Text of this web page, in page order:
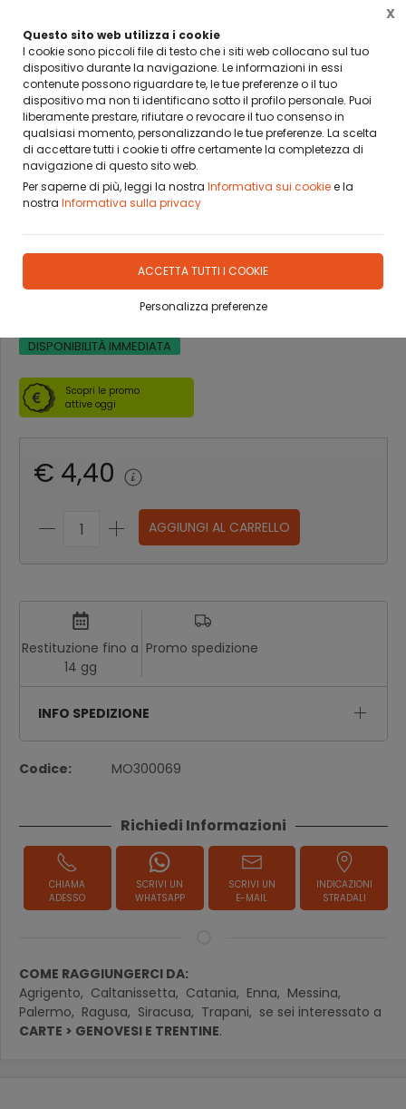
Questo sito web utilizza i cookie
I cookie sono piccoli file di testo che i siti web collocano sul tuo
dispositivo durante la navigazione. Le informazioni in essi
contenute possono riguardare te, le tue preferenze o il tuo
dispositivo ma non ti identificano sotto il profilo personale. Puoi
liberamente prestare, rifiutare o revocare il tuo consenso in
qualsiasi momento, personalizzando le tue preferenze. La scelta
di accettare tutti i cookie ti offre certamente la completezza di
navigazione di questo sito web.
Per saperne di più, leggi la nostra Informativa sui cookiee la
nostra Informativa sulla privacy
ACCETTA TUTTI I COOKIE
Personalizza preferenze
X
DA OGGI PUOI PAGARE CON BANCA SELLA PAY BY LINK
Home Prodotti CARTE GENOVESI E TRENTINE
CARTE DA GIOCO MODIANO
GENOVESI ROSSO 150°
ANNIVERSARIO
DISPONIBILITÀ IMMEDIATA
Scopri le promo
attive oggi
€ 4,40
AGGIUNGI AL CARRELLO
Restituzione fino a
14 gg
Promo spedizione
INFO SPEDIZIONE
Codice: MO300069
Richiedi Informazioni
CHIAMA
ADESSO
SCRIVI UN
WHATSAPP
SCRIVI UN
E-MAIL
INDICAZIONI
STRADALI
COME RAGGIUNGERCI DA:
Agrigento, Caltanissetta, Catania, Enna, Messina,
Palermo, Ragusa, Siracusa, Trapani, se sei interessato a
CARTE > GENOVESI E TRENTINE.